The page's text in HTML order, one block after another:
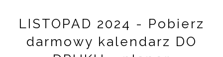
LISTOPAD 2024 - Pobierz
darmowy kalendarz DO